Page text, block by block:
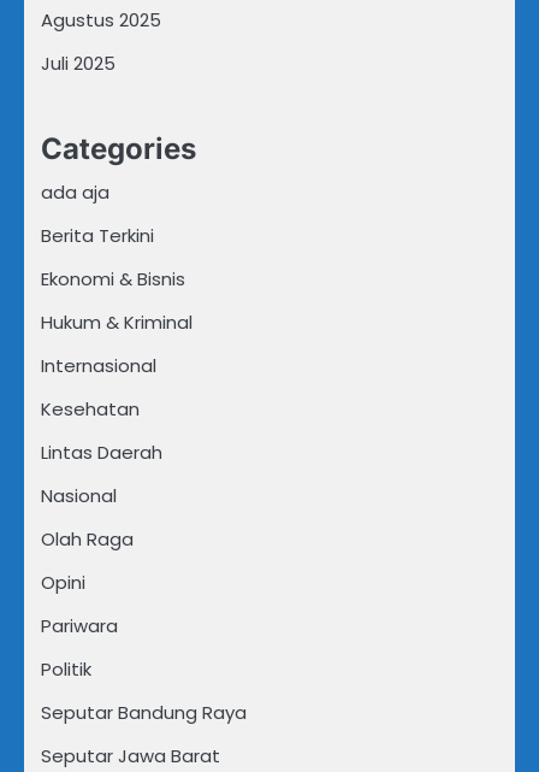
Agustus 2025
Juli 2025
Categories
ada aja
Berita Terkini
Ekonomi & Bisnis
Hukum & Kriminal
Internasional
Kesehatan
Lintas Daerah
Nasional
Olah Raga
Opini
Pariwara
Politik
Seputar Bandung Raya
Seputar Jawa Barat